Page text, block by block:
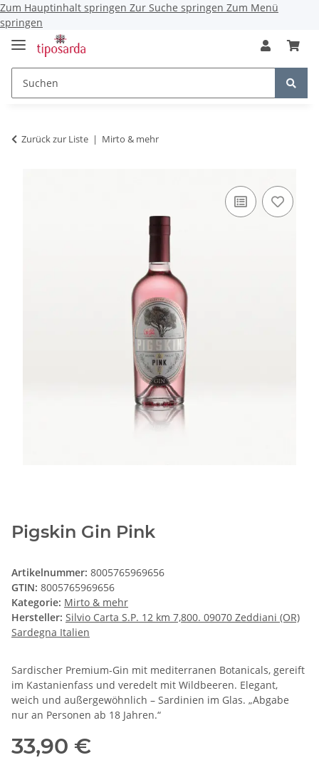
Zum Hauptinhalt springen Zur Suche springen Zum Menü
springen
Zurück zur Liste Mirto & mehr
Pigskin Gin Pink
Artikelnummer: 8005765969656
GTIN: 8005765969656
Kategorie: Mirto & mehr
Hersteller: Silvio Carta S.P. 12 km 7,800. 09070 Zeddiani (OR)
Sardegna Italien
Sardischer Premium-Gin mit mediterranen Botanicals, gereift
im Kastanienfass und veredelt mit Wildbeeren. Elegant,
weich und außergewöhnlich – Sardinien im Glas. „Abgabe
nur an Personen ab 18 Jahren.“
33,90 €